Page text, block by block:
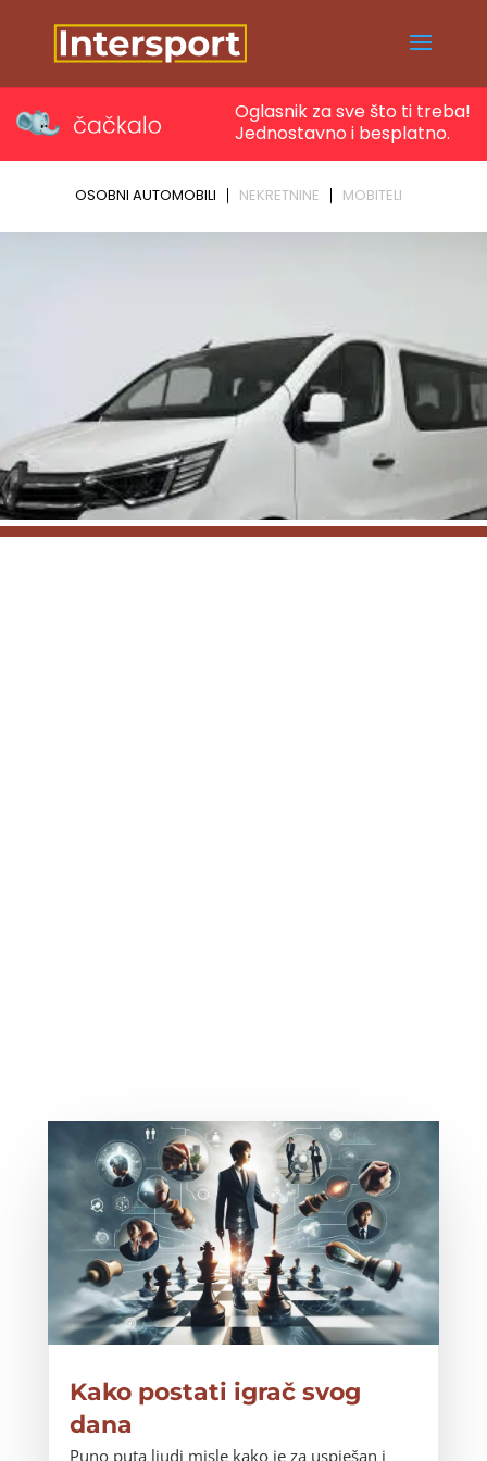
Kako postati igrač svog
dana
Puno puta ljudi misle kako je za uspješan i